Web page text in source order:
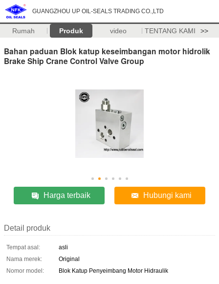
GUANGZHOU UP OIL-SEALS TRADING CO.,LTD
Rumah Produk video TENTANG KAMI >>
Bahan paduan Blok katup keseimbangan motor hidrolik
Brake Ship Crane Control Valve Group
Harga terbaik Hubungi kami
Detail produk
Tempat asal:
asli
Nama merek:
Original
Nomor model:
Blok Katup Penyeimbang Motor Hidraulik